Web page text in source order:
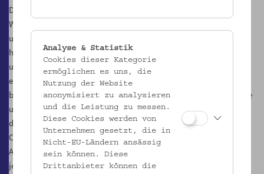
Die Ausstellung hat es sich daher zum Ziel gesetzt, Wege des
Widerstandes und der Emanzipation aufzuzeigen und diese in
unterschiedlichen Diskursen zu kontextualisieren. Anhand der
historischen Aufarbeitung früherer Kämpfe gegen Diskriminierung
und Ausgrenzung soll ein Bewusstsein geschaffen werden, welches
es möglich macht, Queerfeindlichkeit in der Gegenwart zu
benennen und dagegen auftreten zu können. Diskriminierung hatte
und hat viele Gesichter. So jedoch auch der Widerstand gegen sie:
dies zeigt sich in den verschiedenen Formen der politischen
Organisierung und des Aktivismus in der Vergangenheit. Das
Aufbegehren um ein Leben in Würde und Sicherheit haben sie
jedoch alle gemein. Vor Ort, online und in einer Broschüre machen
Analyse & Statistik
Cookies dieser Kategorie
ermöglichen es uns, die
Nutzung der Website
anonymisiert zu analysieren
und die Leistung zu messen.
Diese Cookies werden von
Unternehmen gesetzt, die in
Nicht-EU-Ländern ansässig
sein können. Diese
Drittanbieter können die